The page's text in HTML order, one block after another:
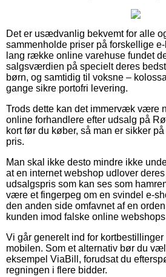
Det er usædvanlig bekvemt for alle
sammenholde priser på forskellige
lang række online varehuse fundet
salgsværdien på specielt deres bedst
børn, og samtidig til voksne –
gange sikre portofri levering.
Trods dette kan det immervæk være
online forhandlere efter udsalg på
kort før du køber, så man er sikker
pris.
Man skal ikke desto mindre ikke
at en internet webshop udlover
udsalgspris som kan ses som
være et fingerpeg om en svindel e-
den anden side omfavnet af en
kunden imod falske online
Vi går generelt ind for
mobilen. Som et alternativ bør du
eksempel ViaBill, forudsat du
regningen i flere bidder.